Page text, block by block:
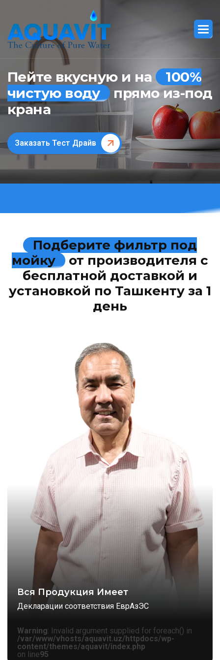
Пейте вкусную и на
100%
чистую воду прямо из-под
крана
Заказать Тест Драйв
Подберите фильтр под
мойку
от производителя с
бесплатной доставкой и
установкой по Ташкенту за 1
день
Вся Продукция Имеет
Декларации соответствия ЕврАзЭС
Warning: Invalid argument supplied for foreach() in
/var/www/vhosts/aquavit.uz/httpdocs/wp-
content/themes/aquavit/index.php
on line95